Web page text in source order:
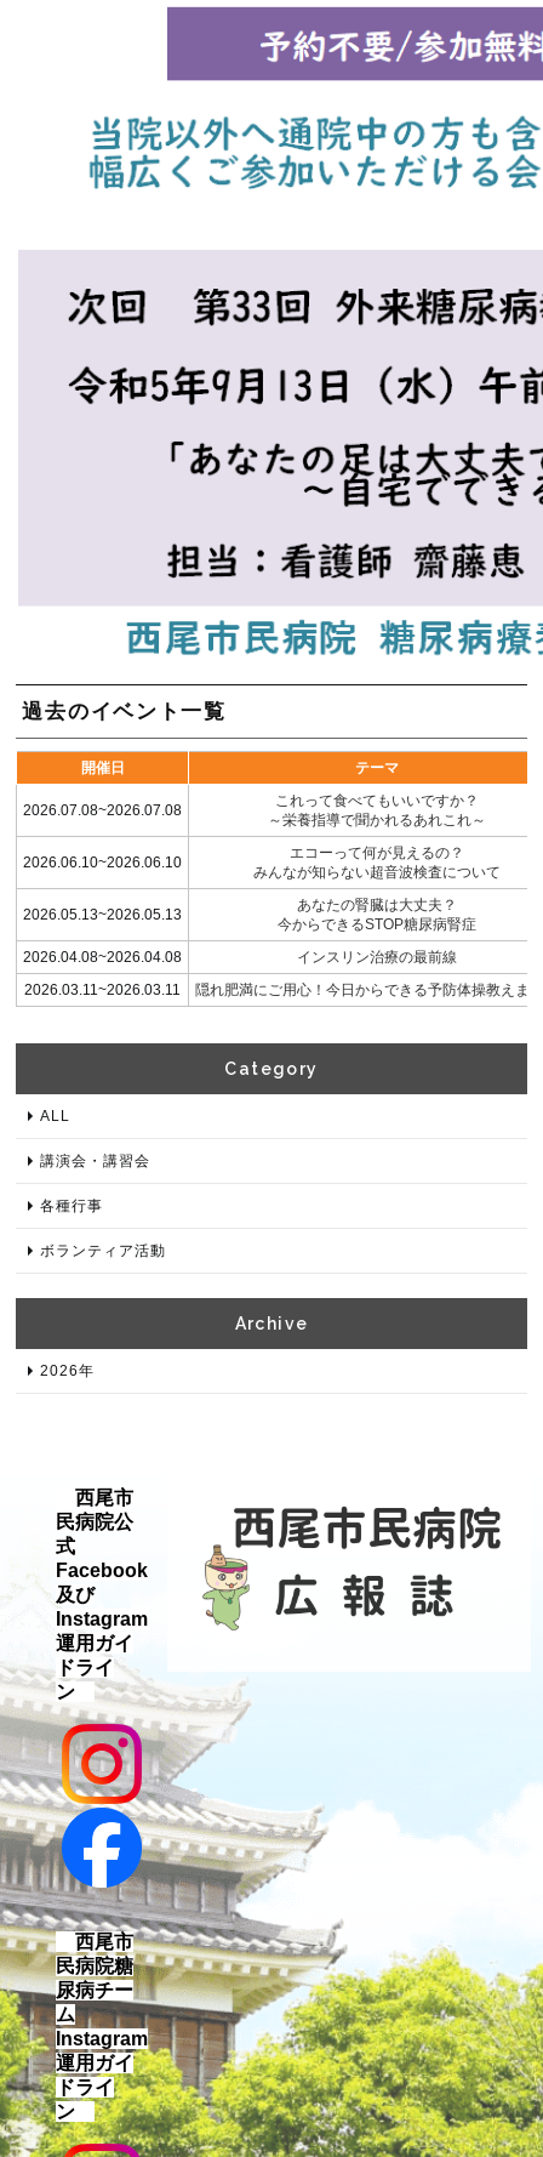
過去のイベント一覧
開催日 テーマ
2026.07.08~2026.07.08
これって食べてもいいですか？
～栄養指導で聞かれるあれこれ～
2026.06.10~2026.06.10
エコーって何が見えるの？
みんなが知らない超音波検査について
2026.05.13~2026.05.13
あなたの腎臓は大丈夫？
今からできるSTOP糖尿病腎症
2026.04.08~2026.04.08
インスリン治療の最前線
2026.03.11~2026.03.11
隠れ肥満にご用心！今日からできる予防体操教えま
Category​
ALL
講演会・講習会
各種⾏事
ボランティア活動
Archive​
2026年​
西尾市
民病院公
式
Facebook
及び
Instagram
運用ガイ
ドライ
ン
西尾市
民病院糖
尿病チー
ム
Instagram
運用ガイ
ドライ
ン